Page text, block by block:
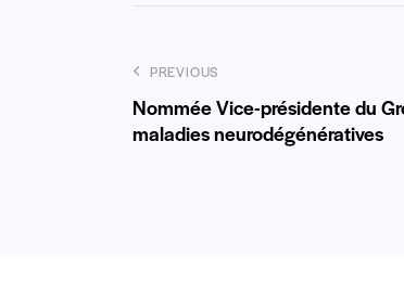
PREVIOUS
Nommée Vice-présidente du
maladies neurodégénératives